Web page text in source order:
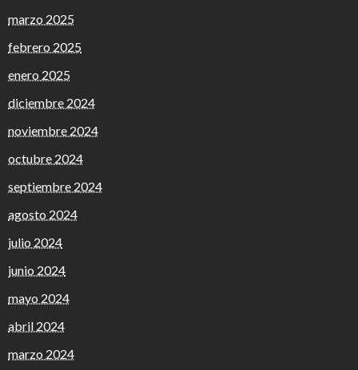
marzo 2025
febrero 2025
enero 2025
diciembre 2024
noviembre 2024
octubre 2024
septiembre 2024
agosto 2024
julio 2024
junio 2024
mayo 2024
abril 2024
marzo 2024